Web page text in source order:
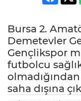
Bursa 2.
Demetevler
Gençlikspor
futbolcu
saha dışına